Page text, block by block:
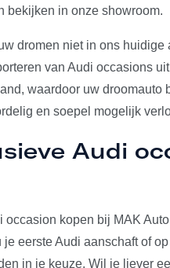
bekijken in onze showroom.
dromen niet in ons
van Audi occasions
waardoor uw
en soepel mogelijk
Audi
occasion kopen bij MAK
je eerste Audi aanschaft of
in je keuze. Wil je liever